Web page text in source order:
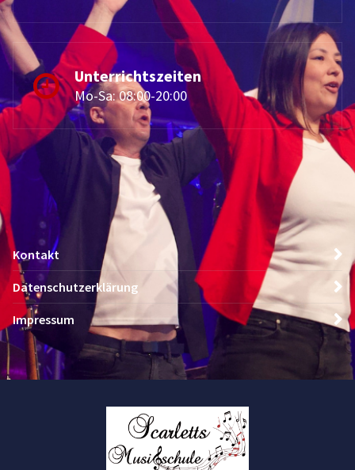
Unterrichtszeiten
Mo-Sa: 08:00-20:00
Kontakt
Datenschutzerklärung
Impressum